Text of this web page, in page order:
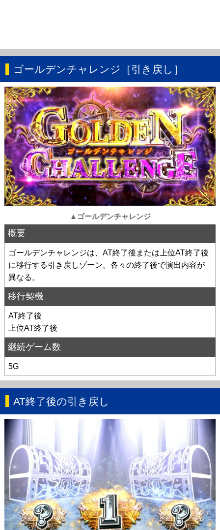
ゴールデンチャレンジ［引き戻し］
▲ゴールデンチャレンジ
概要
ゴールデンチャレンジは、AT終了後または上位AT終了後
に移行する引き戻しゾーン。各々の終了後で演出内容が
異なる。
移行契機
AT終了後
上位AT終了後
継続ゲーム数
5G
AT終了後の引き戻し